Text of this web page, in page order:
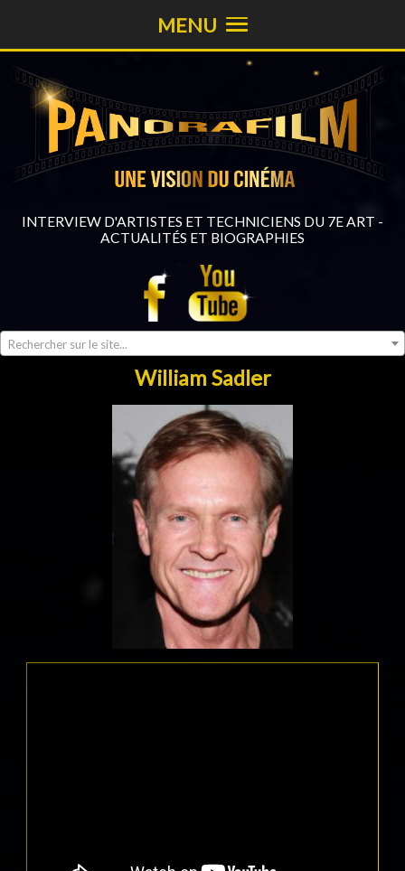
INTERVIEW D'ARTISTES ET TECHNICIENS DU 7E ART -
ACTUALITÉS ET BIOGRAPHIES
Rechercher sur le site...
MENU
William Sadler